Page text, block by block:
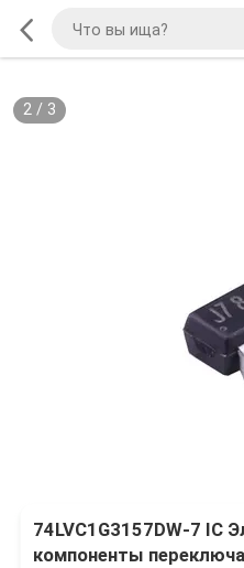
2/ 3
74LVC1G3157DW-7 IC
компоненты